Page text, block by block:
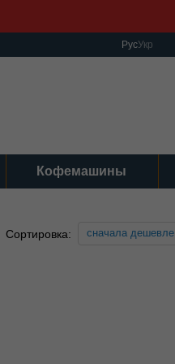
РусУкр
Кофемашины
Сортировка: сначала дешевле